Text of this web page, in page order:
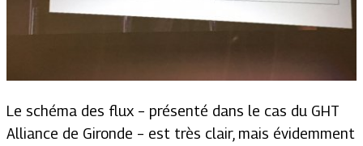
Le schéma des flux – présenté dans le cas du GHT
Alliance de Gironde – est très clair, mais évidemment